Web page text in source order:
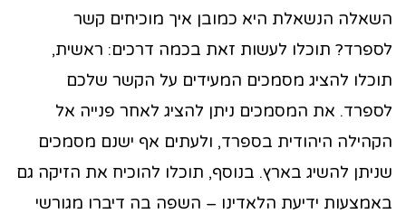
השאלה הנשאלת היא כמובן איך מוכיחים קשר
לספרד? תוכלו לעשות זאת בכמה דרכים: ראשית,
תוכלו להציג מסמכים המעידים על הקשר שלכם
לספרד. את המסמכים ניתן להציג לאחר פנייה אל
הקהילה היהודית בספרד, ולעתים אף ישנם מסמכים
שניתן להשיג בארץ. בנוסף, תוכלו להוכיח את הזיקה גם
באמצעות ידיעת הלאדינו – השפה בה דיברו מגורשי